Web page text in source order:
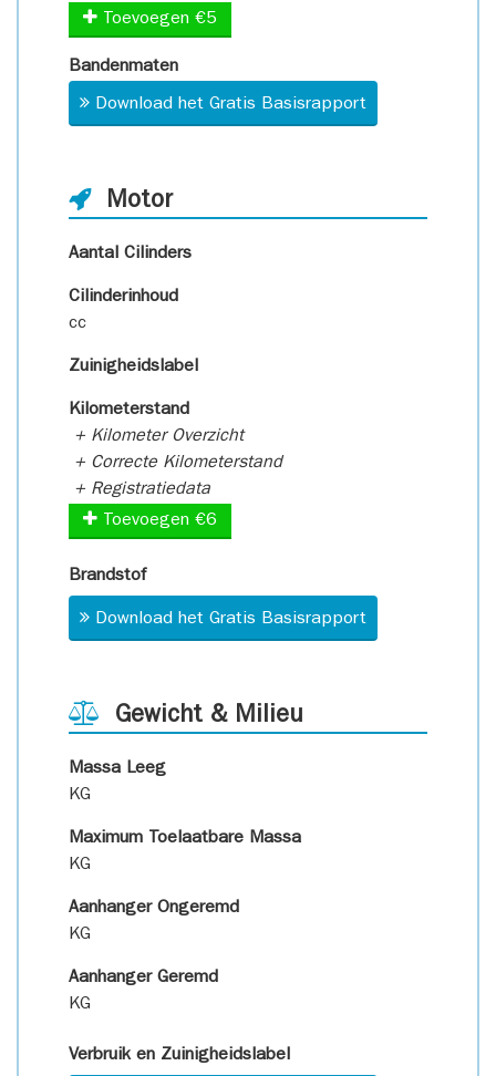
Toevoegen €5
Bandenmaten
Download het Gratis Basisrapport
Motor
Aantal Cilinders
Cilinderinhoud
cc
Zuinigheidslabel
Kilometerstand
+ Kilometer Overzicht
+ Correcte Kilometerstand
+ Registratiedata
Toevoegen €6
Brandstof
Download het Gratis Basisrapport
Gewicht & Milieu
Massa Leeg
KG
Maximum Toelaatbare Massa
KG
Aanhanger Ongeremd
KG
Aanhanger Geremd
KG
Verbruik en Zuinigheidslabel